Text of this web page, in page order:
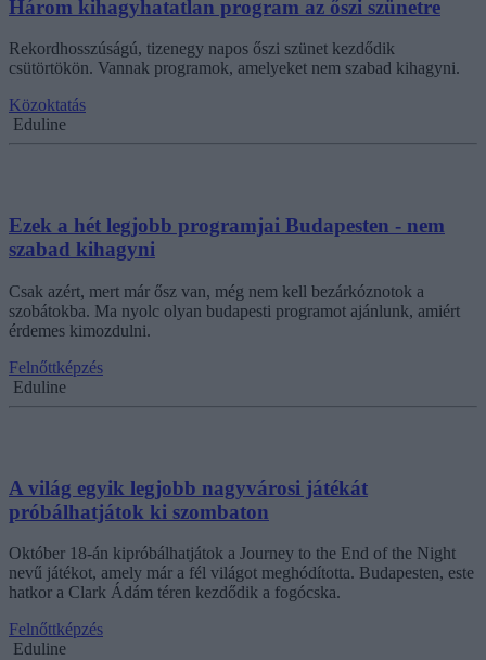
Három kihagyhatatlan program az őszi szünetre
Rekordhosszúságú, tizenegy napos őszi szünet kezdődik
csütörtökön. Vannak programok, amelyeket nem szabad kihagyni.
Közoktatás
Eduline
Ezek a hét legjobb programjai Budapesten - nem
szabad kihagyni
Csak azért, mert már ősz van, még nem kell bezárkóznotok a
szobátokba. Ma nyolc olyan budapesti programot ajánlunk, amiért
érdemes kimozdulni.
Felnőttképzés
Eduline
A világ egyik legjobb nagyvárosi játékát
próbálhatjátok ki szombaton
Október 18-án kipróbálhatjátok a Journey to the End of the Night
nevű játékot, amely már a fél világot meghódította. Budapesten, este
hatkor a Clark Ádám téren kezdődik a fogócska.
Felnőttképzés
Eduline